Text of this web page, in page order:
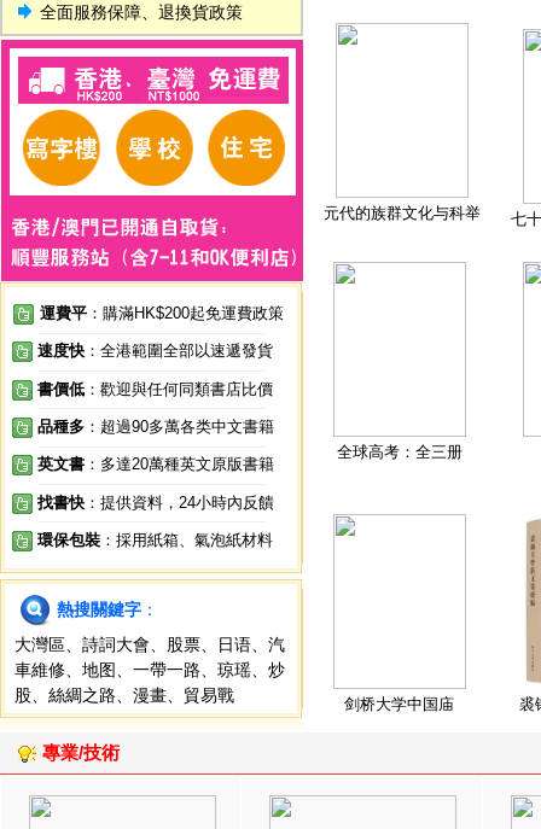
全面服務保障、退換貨政策
運費平 ：購滿HK$200起免運費政策
速度快 ：全港範圍全部以速遞發貨
書價低 ：歡迎與任何同類書店比價
品種多 ：超過90多萬各类中文書籍
英文書 ：多達20萬種英文原版書籍
找書快 ：提供資料，24小時內反饋
環保包裝 ：採用紙箱、氣泡紙材料
熱搜關鍵字 ：
大灣區
詩詞大會 股票 日语
汽
車維修
地图 一帶一路 琼瑶
炒
股
絲綢之路 漫畫 貿易戰
元代的族群文化与科举 七
全球高考：全三册
剑桥大学中国庙 裘
專業/技術